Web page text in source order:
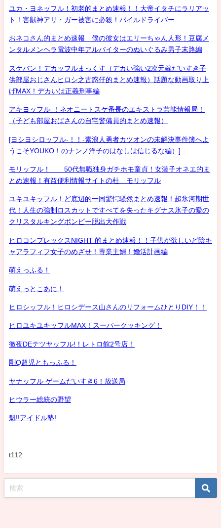
ユカ・ヨネッフル！初老的まとめ速報！！大帝イタチにラリアッ
ト！害獣神アリ・ガー被害に必殺！パイルドライバー
おネコさん的まとめ速報 僕の彼女はエリーちゃん人形！豆腐メ
ンタルメンヘラ電波中年アルバイターのぬいぐるみ男子末路編
スケバン！デカッフルまっくす（デカい強い2次元嫁だいすき子
供部屋おじさんヒロシ之古惑仔的まとめ速報）話題な動画取り上
げMAX！デカいは正義刑事編
アキヨッフル-！ネオニートスケ番長のエキストラ芸能情報局！
（子ども部屋おばさんの自宅警備員的まとめ速報）
[ヨシヨシロッフル-！！-素浪人勇者カツオンの未解決事件簿へよ
うこそYOUKO！のナンノ洋子のはなしは信じるな編）]
モリッフル！ 50代無職独身ガチホモ童貞！女装子オネエ的ま
とめ速報！有益便利情報サイトの杜 モリッフル
ユキユキッフル！ど底辺的一同驚愕騒然まとめ速報！超氷河期世
代！人生の強制ロスカットですべてを失ったキグナス氷子の愛の
クリスタルキングボンビー脱出大作戦
ヒロコンプレックスNIGHT 的まとめ速報！！子供が欲しいど陰キ
ャアラフィフ女子のめざせ！専業主婦！婚活計画編
萌えっふる！
萌えっとこあに！
ヒロシッフル！ヒロシデース山さんのリフォームひとりDIY！！
ヒロユキユキッフルMAX！スーパークッキング！
徹夜DEテツヤッフル!！レトロ館2号店！
剛Q超児ともっふる！
ヤナッフル ゲームだいすき6！放送局
ヒウラー総統の野望
魁!!アイドル塾!
t112